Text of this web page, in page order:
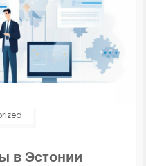
в Эстонии